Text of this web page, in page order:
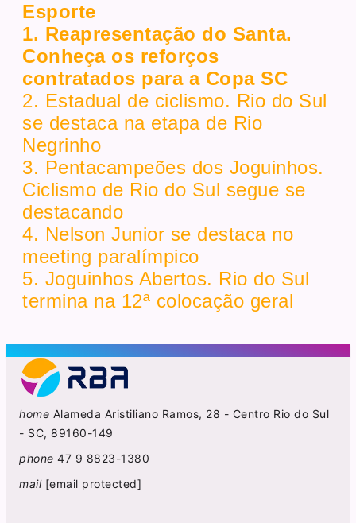
Esporte
1. Reapresentação do Santa.
Conheça os reforços
contratados para a Copa SC
2. Estadual de ciclismo. Rio do Sul
se destaca na etapa de Rio
Negrinho
3. Pentacampeões dos Joguinhos.
Ciclismo de Rio do Sul segue se
destacando
4. Nelson Junior se destaca no
meeting paralímpico
5. Joguinhos Abertos. Rio do Sul
termina na 12ª colocação geral
home Alameda Aristiliano Ramos, 28 - Centro Rio do Sul
- SC, 89160-149
phone 47 9 8823-1380
mail [email protected]